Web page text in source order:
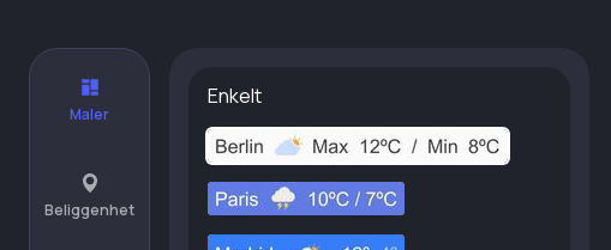
Maler
Beliggenhet
Enkelt